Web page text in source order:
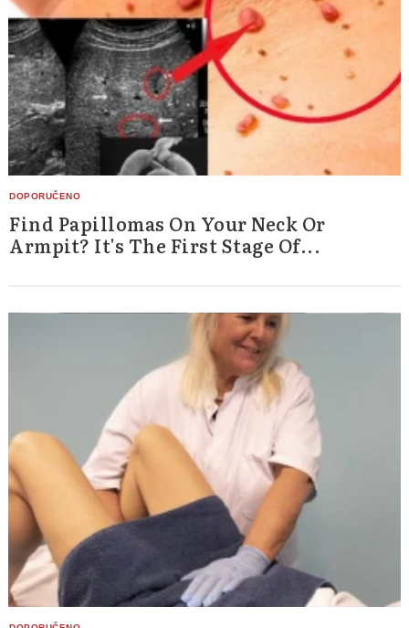
Find Papillomas On Your Neck Or
Armpit? It's The First Stage Of...